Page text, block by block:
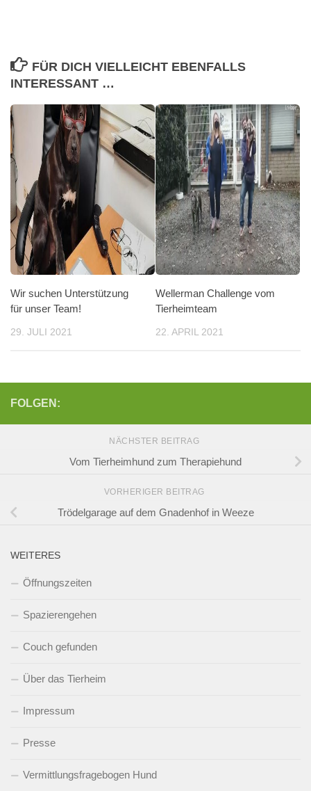
FÜR DICH VIELLEICHT EBENFALLS
INTERESSANT …
Wir suchen Unterstützung
für unser Team!
29. JULI 2021
Wellerman Challenge vom
Tierheimteam
22. APRIL 2021
FOLGEN:
NÄCHSTER BEITRAG
Vom Tierheimhund zum Therapiehund
VORHERIGER BEITRAG
Trödelgarage auf dem Gnadenhof in Weeze
WEITERES
Öffnungszeiten
Spazierengehen
Couch gefunden
Über das Tierheim
Impressum
Presse
Vermittlungsfragebogen Hund